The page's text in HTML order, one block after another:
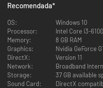
Revive momentos del anime o
Tsubasa.
Recomendada*
OS:
Windows 10
Processor:
Intel Core i3-
Memory:
8 GB RAM
Graphics:
Nvidia GeForce
DirectX:
Version 11
Network:
Broadband
Storage:
37 GB available
Sound Card:
DirectX